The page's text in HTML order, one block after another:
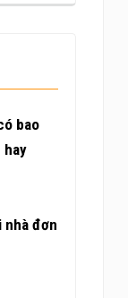
bao
hay
nhà đơn